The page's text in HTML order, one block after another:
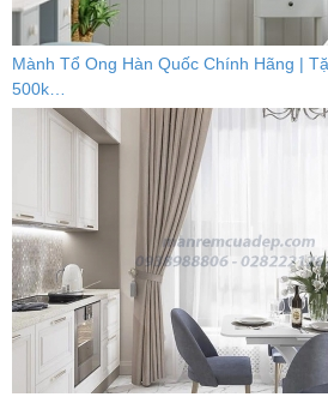
Mành Tổ Ong Hàn Quốc Chính Hãng |
500k…